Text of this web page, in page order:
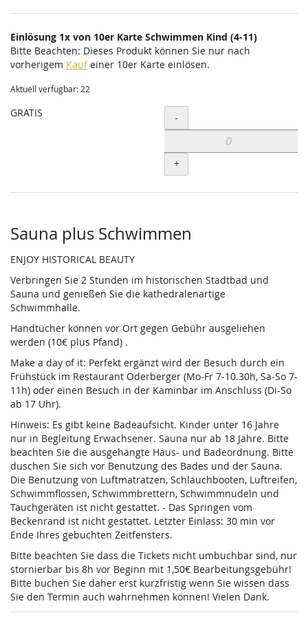
Einlösung 1x von 10er Karte Schwimmen Kind (4-11)
Bitte Beachten: Dieses Produkt können Sie nur nach
vorherigem Kaufeiner 10er Karte einlösen.
Aktuell verfügbar: 22
GRATIS Menge
-
+
Sauna plus Schwimmen
ENJOY HISTORICAL BEAUTY
Verbringen Sie 2 Stunden im historischen Stadtbad und
Sauna und genießen Sie die kathedralenartige
Schwimmhalle.
Handtücher können vor Ort gegen Gebühr ausgeliehen
werden (10€ plus Pfand) .
Make a day of it: Perfekt ergänzt wird der Besuch durch ein
Frühstück im Restaurant Oderberger (Mo-Fr 7-10.30h, Sa-So 7-
11h) oder einen Besuch in der Kaminbar im Anschluss (Di-So
ab 17 Uhr).
Hinweis: Es gibt keine Badeaufsicht. Kinder unter 16 Jahre
nur in Begleitung Erwachsener. Sauna nur ab 18 Jahre. Bitte
beachten Sie die ausgehängte Haus- und Badeordnung. Bitte
duschen Sie sich vor Benutzung des Bades und der Sauna.
Die Benutzung von Luftmatratzen, Schlauchbooten, Luftreifen,
Schwimmflossen, Schwimmbrettern, Schwimmnudeln und
Tauchgeräten ist nicht gestattet. - Das Springen vom
Beckenrand ist nicht gestattet. Letzter Einlass: 30 min vor
Ende Ihres gebuchten Zeitfensters.
Bitte beachten Sie dass die Tickets nicht umbuchbar sind, nur
stornierbar bis 8h vor Beginn mit 1,50€ Bearbeitungsgebühr!
Bitte buchen Sie daher erst kurzfristig wenn Sie wissen dass
Sie den Termin auch wahrnehmen können! Vielen Dank.